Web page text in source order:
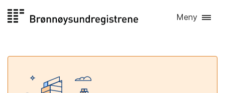
til
Meny
Brønnøysundregistrene